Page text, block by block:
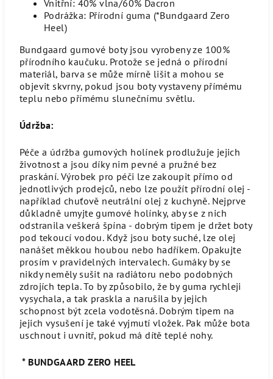
Vnitřní: 40% vlna/60% Dacron
Podrážka: Přírodní guma (*Bundgaard Zero
Heel)
Bundgaard gumové boty jsou vyrobeny ze 100%
přírodního kaučuku. Protože se jedná o přírodní
materiál, barva se může mírně lišit a mohou se
objevit skvrny, pokud jsou boty vystaveny přímému
teplu nebo přímému slunečnímu světlu.
Údržba:
Péče a údržba gumových holínek prodlužuje jejich
životnost a jsou díky nim pevné a pružné bez
praskání. Výrobek pro péči lze zakoupit přímo od
jednotlivých prodejců, nebo lze použít přírodní olej -
například chuťově neutrální olej z kuchyně. Nejprve
důkladně umyjte gumové holínky, aby se z nich
odstranila veškerá špína - dobrým tipem je držet boty
pod tekoucí vodou. Když jsou boty suché, lze olej
nanášet měkkou houbou nebo hadříkem. Opakujte
prosím v pravidelných intervalech. Gumáky by se
nikdy neměly sušit na radiátoru nebo podobných
zdrojích tepla. To by způsobilo, že by guma rychleji
vysychala, a tak praskla a narušila by jejich
schopnost být zcela vodotěsná. Dobrým tipem na
jejich vysušení je také vyjmutí vložek. Pak může bota
uschnout i uvnitř, pokud má dítě teplé nohy.
* BUNDGAARD ZERO HEEL